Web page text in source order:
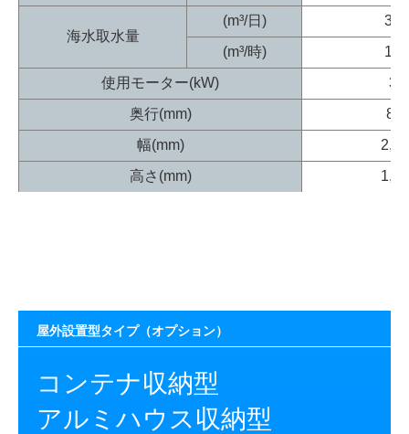
海水取水量
(m³/日)
(m³/時)
使用モーター(kW)
3.7
奥行(mm)
幅(mm)
高さ(mm)
屋外設置型タイプ（オプション）
コンテナ収納型
アルミハウス収納型